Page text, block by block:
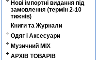
Нові імпортні видання під
замовлення (термін 2-10
тижнів)
Книги та Журнали
Одяг і Аксесуари
Музичний MIX
АРХІВ ТОВАРІВ